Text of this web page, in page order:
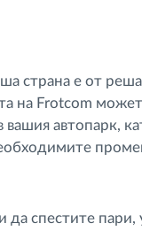
страна е от
на Frotcom
вашия автопарк,
да спестите пари,